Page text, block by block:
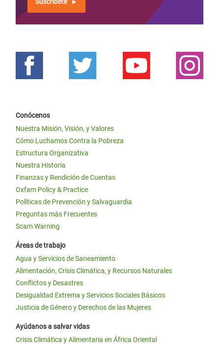
Conócenos
Nuestra Misión, Visión, y Valores
Cómo Luchamos Contra la Pobreza
Estructura Organizativa
Nuestra Historia
Finanzas y Rendición de Cuentas
Oxfam Policy & Practice
Políticas de Prevención y Salvaguardia
Preguntas más Frecuentes
Scam Warning
Áreas de trabajo
Agua y Servicios de Saneamiento
Alimentación, Crisis Climática, y Recursos Naturales
Conflictos y Desastres
Desigualdad Extrema y Servicios Sociales Básicos
Justicia de Género y Derechos de las Mujeres
Ayúdanos a salvar vidas
Crisis Climática y Alimentaria en África Oriental